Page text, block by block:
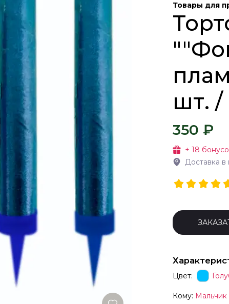
Товары для
шт. /
350 ₽
+ 18
Доставка в
Цвет:
Кому: Мальчик